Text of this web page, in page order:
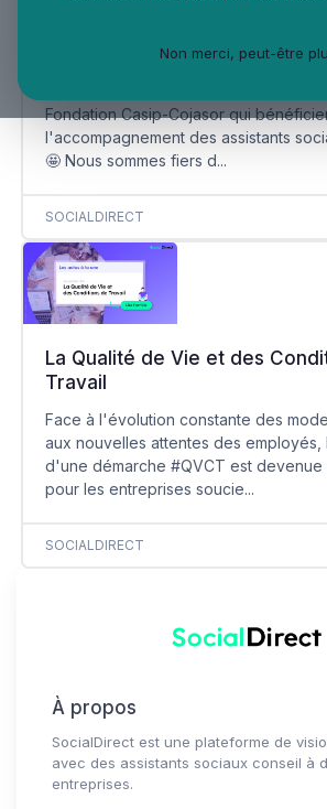
Fondation Casip-Cojasor
Fondation Casip-Cojasor qui
l'accompagnement des assistants
🤩 Nous sommes fiers d...
SOCIALDIRECT
La Qualité de Vie et des
Travail
Face à l'évolution constante des
aux nouvelles attentes des employés,
d'une démarche #QVCT est devenue
pour les entreprises soucie...
SOCIALDIRECT
À propos
SocialDirect est une plateforme de
avec des assistants sociaux conseil à
entreprises.
Non merci, peut-être